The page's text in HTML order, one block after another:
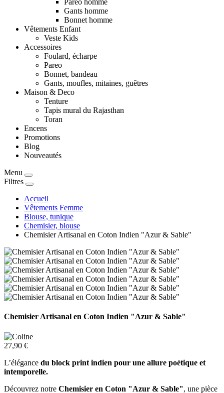
Paréo homme
Gants homme
Bonnet homme
Vêtements Enfant
Veste Kids
Accessoires
Foulard, écharpe
Pareo
Bonnet, bandeau
Gants, moufles, mitaines, guêtres
Maison & Deco
Tenture
Tapis mural du Rajasthan
Toran
Encens
Promotions
Blog
Nouveautés
Menu
Filtres
Accueil
Vêtements Femme
Blouse, tunique
Chemisier, blouse
Chemisier Artisanal en Coton Indien "Azur & Sable"
Chemisier Artisanal en Coton Indien "Azur & Sable"
27,90 €
L’élégance du block print indien pour une allure poétique et
intemporelle.
Découvrez notre Chemisier en Coton "Azur & Sable", une pièce